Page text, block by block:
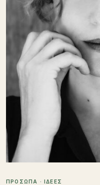
ΠΡΟΣΩΠΑ · ΙΔΕΕΣ